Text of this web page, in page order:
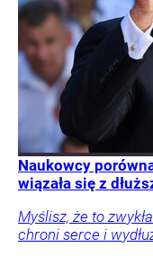
Naukowcy
wiązała się z
Myślisz, że to
chroni serce i